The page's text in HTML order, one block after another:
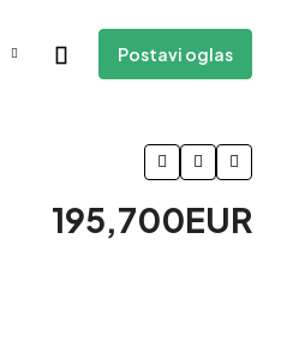
Postavi oglas
195,700EUR